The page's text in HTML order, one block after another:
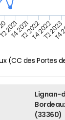
(CC des Portes
2021
T4 2021T2 2022T4 2022T2 2023
T4
Lignan-
(33360)